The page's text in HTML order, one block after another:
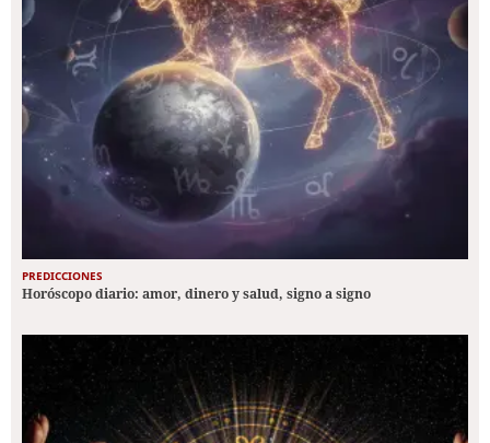
PREDICCIONES
Horóscopo diario: amor, dinero y salud, signo a signo